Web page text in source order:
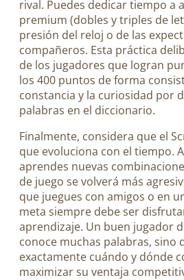
rival. Puedes dedicar tiempo a
premium (dobles y triples de
presión del reloj o de las
compañeros. Esta práctica
de los jugadores que logran
los 400 puntos de forma
constancia y la curiosidad por
palabras en el diccionario.
Finalmente, considera que el
que evoluciona con el tiempo.
aprendes nuevas
de juego se volverá más
que juegues con amigos o en
meta siempre debe ser
aprendizaje. Un buen jugador
conoce muchas palabras, sino
exactamente cuándo y dónde
maximizar su ventaja